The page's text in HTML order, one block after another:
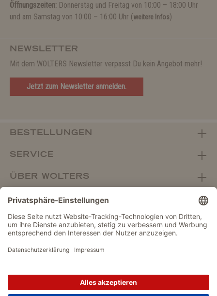
Öffnungszeiten: Donnerstag und Freitag von 10:00 – 18:00 Uhr
und am Samstag von 10:00 – 16:00 Uhr (weitere Infos)
NEWSLETTER
Mit dem WOLTERS Newsletter verpasst Du kein Angebot mehr!
Jetzt zum Newsletter anmelden.
BESTELLUNGEN
SERVICE
ÜBER WOLTERS
FACHHANDEL
Vertrag widerrufen
IMPRESSUM